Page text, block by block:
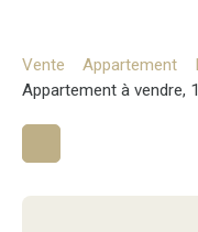
Vente Appartement
Appartement à vendre,